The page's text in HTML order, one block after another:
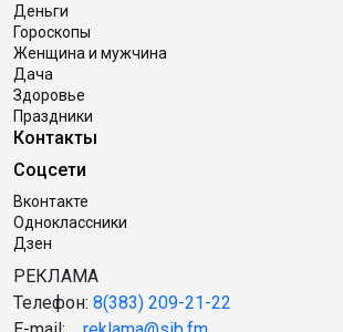
Деньги
Гороскопы
Женщина и мужчина
Дача
Здоровье
Праздники
Контакты
Соцсети
Вконтакте
Одноклассники
Дзен
РЕКЛАМА
Телефон: 8(383) 209-21-22